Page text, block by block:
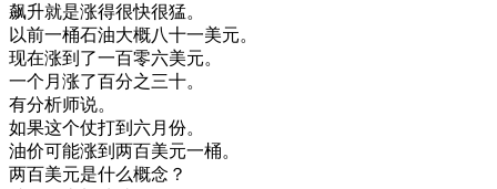
飙升就是涨得很快很猛。
以前一桶石油大概八十一美元。
现在涨到了一百零六美元。
一个月 涨了百分之三十。
有分析师说。
如果这个仗打到 六月份。
油价可能涨到 两百美元一桶。
两百美元是什么概念 ？